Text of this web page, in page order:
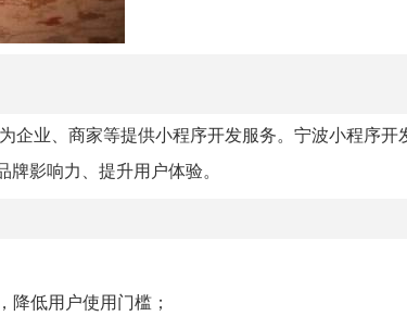
企业、商家等提供小程序开发服务。宁波小程序开
影响力、提升用户体验。
低用户使用门槛；